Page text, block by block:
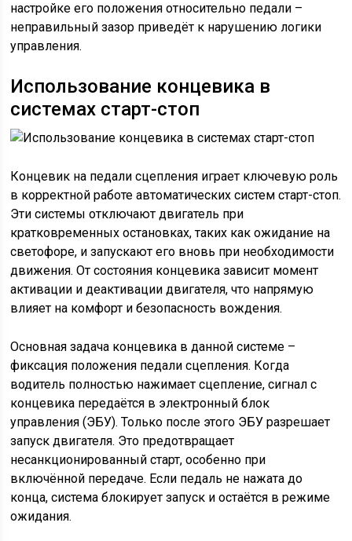
настройке его положения относительно педали –
неправильный зазор приведёт к нарушению логики
управления.
Использование концевика в
системах старт-стоп
Концевик на педали сцепления играет ключевую роль
в корректной работе автоматических систем старт-стоп.
Эти системы отключают двигатель при
кратковременных остановках, таких как ожидание на
светофоре, и запускают его вновь при необходимости
движения. От состояния концевика зависит момент
активации и деактивации двигателя, что напрямую
влияет на комфорт и безопасность вождения.
Основная задача концевика в данной системе –
фиксация положения педали сцепления. Когда
водитель полностью нажимает сцепление, сигнал с
концевика передаётся в электронный блок
управления (ЭБУ). Только после этого ЭБУ разрешает
запуск двигателя. Это предотвращает
несанкционированный старт, особенно при
включённой передаче. Если педаль не нажата до
конца, система блокирует запуск и остаётся в режиме
ожидания.